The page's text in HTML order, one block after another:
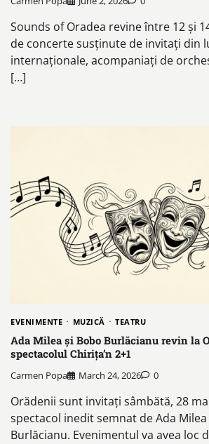
Sounds of Oradea revine între 12 și
de concerte susținute de invitați din
internaționale, acompaniați de
[…]
EVENIMENTE MUZICĂ TEATRU
Ada Milea și Bobo Burlăcianu revin la
spectacolul Chirița’n 2+1
Carmen Popa March 24, 2026 0
Orădenii sunt invitați sâmbătă, 28
spectacol inedit semnat de Ada
Burlăcianu. Evenimentul va avea loc